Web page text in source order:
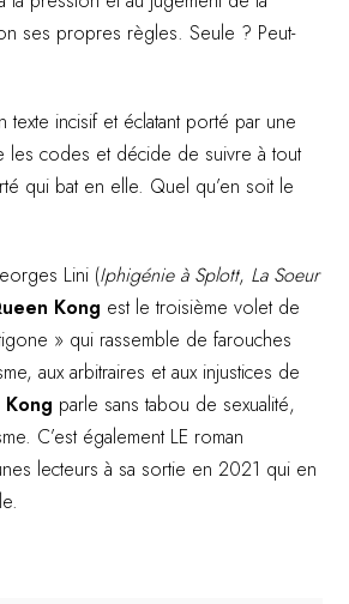
ses propres règles. Seule ? Peut-
texte incisif et éclatant porté par une
les codes et décide de suivre à tout
qui bat en elle. Quel qu’en soit le
Lini (Iphigénie à Splott, La Soeur
Kong est le troisième volet de
» qui rassemble de farouches
aux arbitraires et aux injustices de
parle sans tabou de sexualité,
C’est également LE roman
lecteurs à sa sortie en 2021 qui en